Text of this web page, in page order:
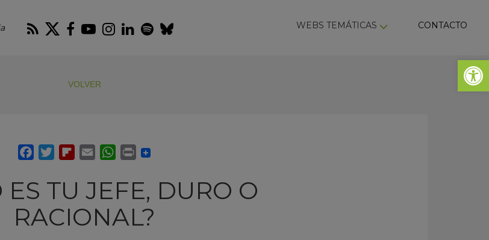
Abrir
RSS Twitter
Facebook
Youtube
Instagram
LinkedIn
Spotify
Bluesky WEBS TEMÁTICAS CONTACTO
VOLVER
ES TU JEFE, DURO O
RACIONAL?